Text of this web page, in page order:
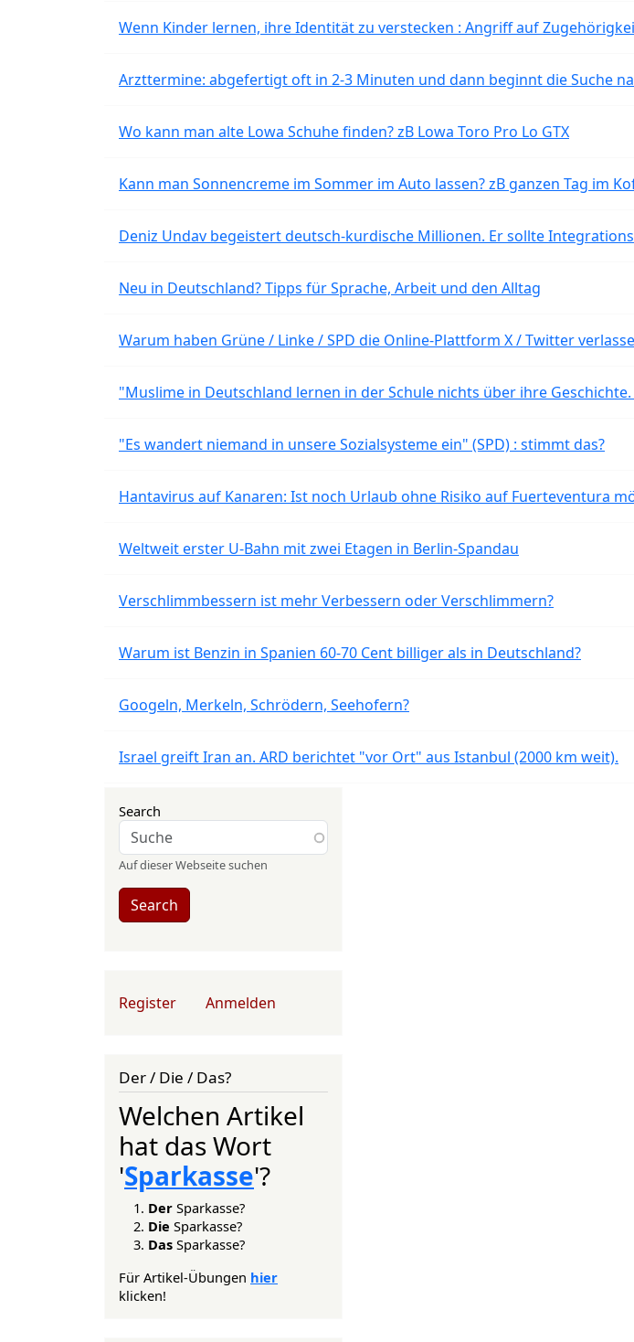
Wenn Kinder lernen, ihre Identität zu verstecken : Angriff auf
Arzttermine: abgefertigt oft in 2-3 Minuten und dann beginnt die Suche
Wo kann man alte Lowa Schuhe finden? zB Lowa Toro Pro Lo GTX
Kann man Sonnencreme im Sommer im Auto lassen? zB ganzen Tag im
Deniz Undav begeistert deutsch-kurdische Millionen. Er sollte
Neu in Deutschland? Tipps für Sprache, Arbeit und den Alltag
Warum haben Grüne / Linke / SPD die Online-Plattform X / Twitter
"Muslime in Deutschland lernen in der Schule nichts über ihre
"Es wandert niemand in unsere Sozialsysteme ein" (SPD) : stimmt das?
Hantavirus auf Kanaren: Ist noch Urlaub ohne Risiko auf Fuerteventura
Weltweit erster U-Bahn mit zwei Etagen in Berlin-Spandau
Verschlimmbessern ist mehr Verbessern oder Verschlimmern?
Warum ist Benzin in Spanien 60-70 Cent billiger als in Deutschland?
Googeln, Merkeln, Schrödern, Seehofern?
Israel greift Iran an. ARD berichtet "vor Ort" aus Istanbul (2000 km weit).
Search
Auf dieser Webseite suchen
Search
User account menu
Register Anmelden
Der / Die / Das?
Welchen Artikel
hat das Wort
'Sparkasse'?
Der Sparkasse?
Die Sparkasse?
Das Sparkasse?
Für Artikel-Übungen hier
klicken!